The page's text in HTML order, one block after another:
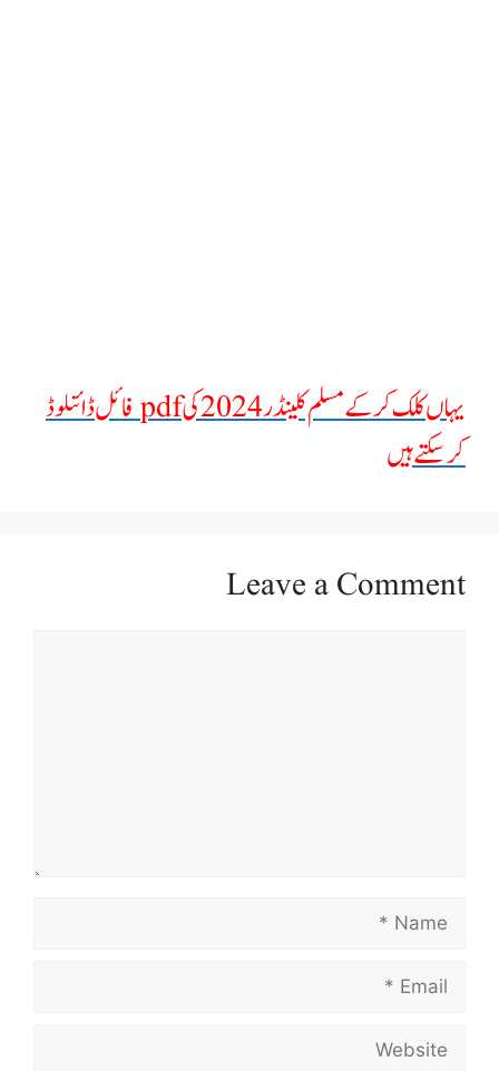
یہاں کلک کرکے مسلم کلینڈر 2024 کی pdf فائل ڈائنلوڈ
کرسکتے ہیں
Leave a Comment
Email
Website